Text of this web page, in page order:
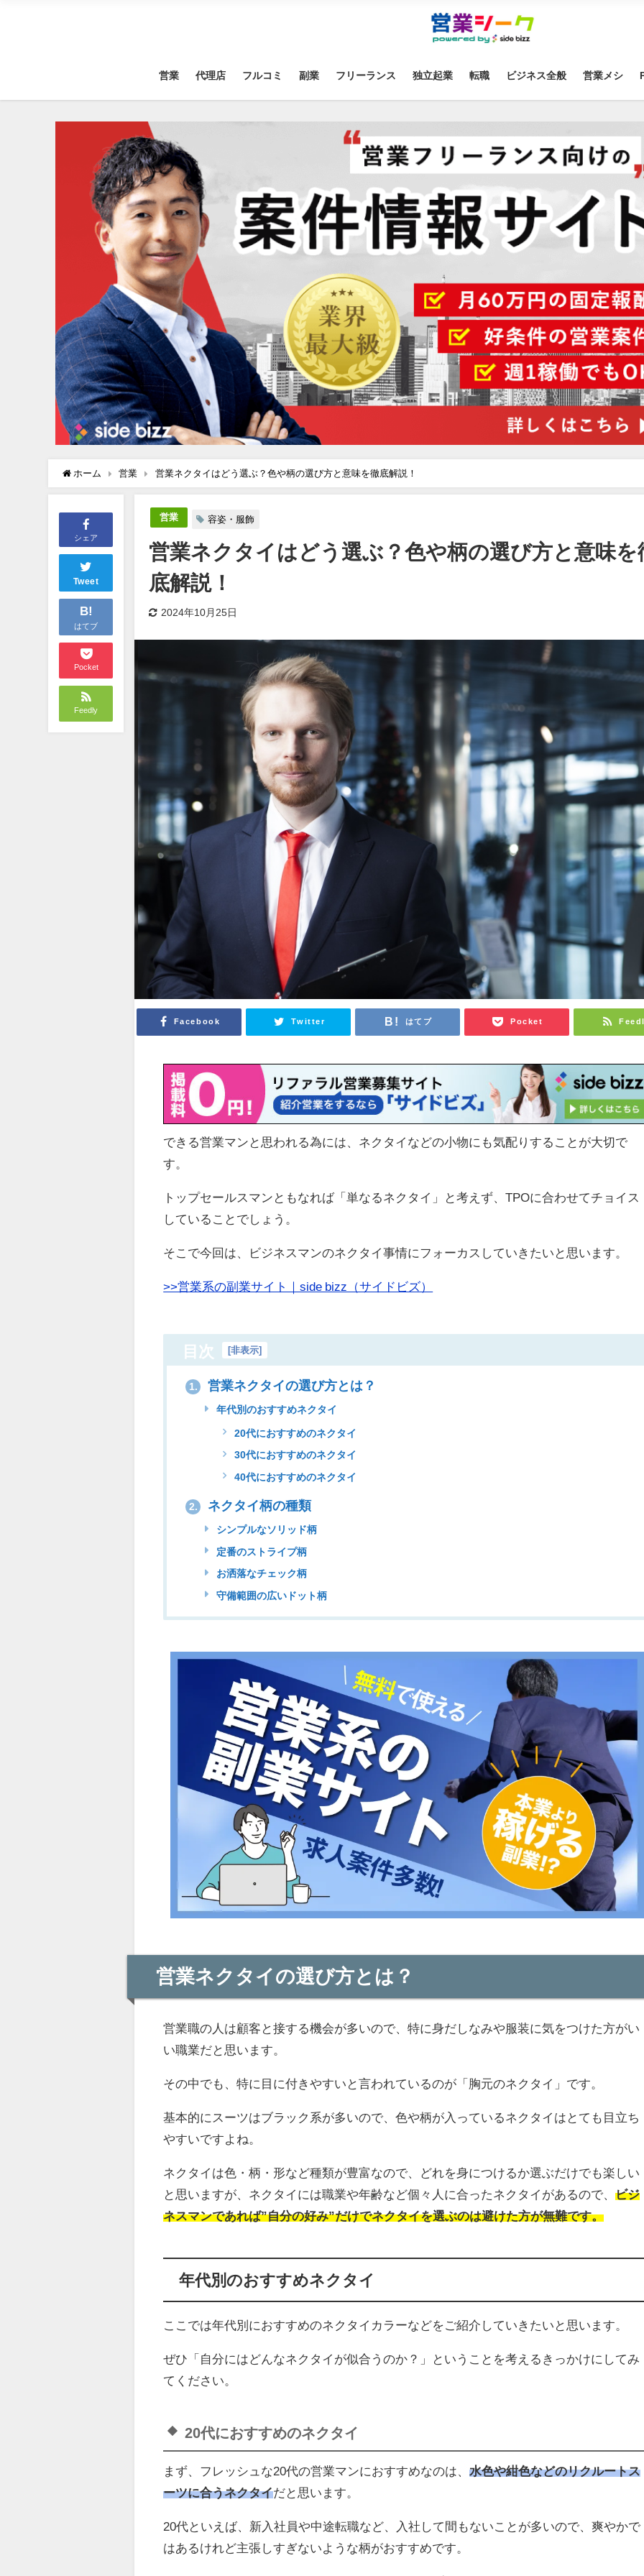
営業 代理店 フルコミ 副業 フリーランス 独立起業 転職 ビジネス全般 営業メシ
ホーム 営業 営業ネクタイはどう選ぶ？色や柄の選び方と意味を徹底解説！
シェア
Tweet
B!
はてブ
Pocket
Feedly
営業 容姿・服飾
営業ネクタイはどう選ぶ？色や柄の選び方と意味を
底解説！
2024年10月25日
Facebook Twitter はてブ Pocket
できる営業マンと思われる為には、ネクタイなどの小物にも気配りすることが大切で
す。
トップセールスマンともなれば「単なるネクタイ」と考えず、TPOに合わせてチョイス
していることでしょう。
そこで今回は、ビジネスマンのネクタイ事情にフォーカスしていきたいと思います。
>>営業系の副業サイト｜side bizz（サイドビズ）
目次 [非表示]
1. 営業ネクタイの選び方とは？
年代別のおすすめネクタイ
20代におすすめのネクタイ
30代におすすめのネクタイ
40代におすすめのネクタイ
2. ネクタイ柄の種類
シンプルなソリッド柄
定番のストライプ柄
お洒落なチェック柄
守備範囲の広いドット柄
営業ネクタイの選び方とは？
営業職の人は顧客と接する機会が多いので、特に身だしなみや服装に気をつけた方がい
い職業だと思います。
その中でも、特に目に付きやすいと言われているのが「胸元のネクタイ」です。
基本的にスーツはブラック系が多いので、色や柄が入っているネクタイはとても目立ち
やすいですよね。
ネクタイは色・柄・形など種類が豊富なので、どれを身につけるか選ぶだけでも楽しい
と思いますが、ネクタイには職業や年齢など個々人に合ったネクタイがあるので、ビジ
ネスマンであれば”自分の好み”だけでネクタイを選ぶのは避けた方が無難です。
年代別のおすすめネクタイ
ここでは年代別におすすめのネクタイカラーなどをご紹介していきたいと思います。
ぜひ「自分にはどんなネクタイが似合うのか？」ということを考えるきっかけにしてみ
てください。
20代におすすめのネクタイ
まず、フレッシュな20代の営業マンにおすすめなのは、水色や紺色などのリクルートス
ーツに合うネクタイだと思います。
20代といえば、新入社員や中途転職など、入社して間もないことが多いので、爽やかで
はあるけれど主張しすぎないような柄がおすすめです。